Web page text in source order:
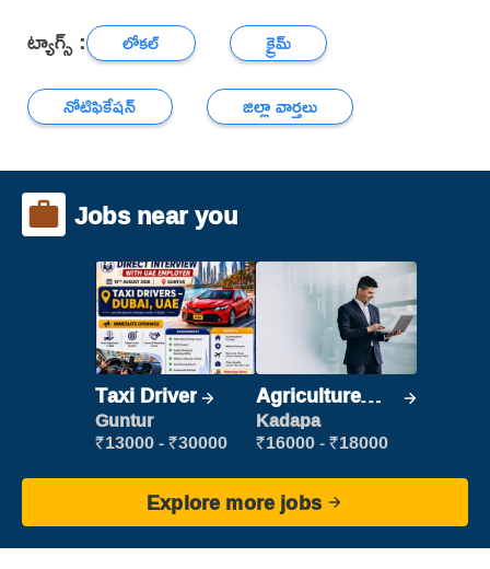
ట్యాగ్స్ : లోకల్
క్రైమ్
నోటిఫికేషన్
జిల్లా వార్తలు
Jobs near you
Taxi Driver
Guntur
₹13000 - ₹30000
Agriculture
Labour
Kadapa
₹16000 - ₹18000
Explore more jobs